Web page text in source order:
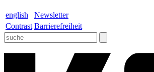
english
Newsletter
Contrast Barrierefreiheit